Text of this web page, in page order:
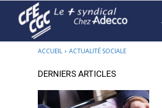
ACCUEIL ACTUALITÉ SOCIALE
DERNIERS ARTICLES